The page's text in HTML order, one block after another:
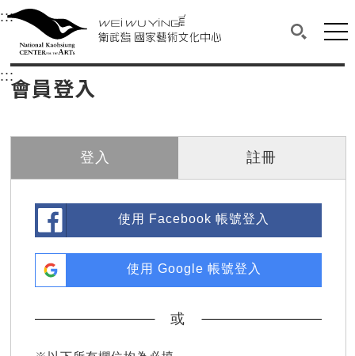
衛武營國家藝術文化中心
中央內容區塊，為本頁主要內容區。
:::選單連結區塊，此區塊列有本網站主要連結。
衛武營國家藝術文化中心
搜尋(開
網
::: 中央內容區塊，為本頁主要內容區。
會員登入
登入 註冊
使用 Facebook 帳號登入
使用 Google 帳號登入
或